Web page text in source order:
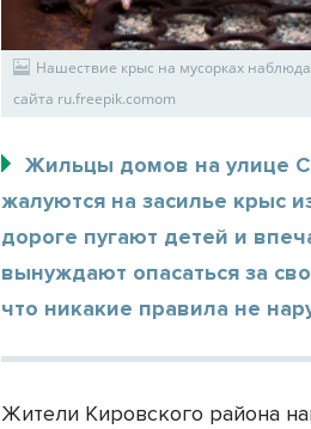
Нашествие крыс на мусорках
сайта ru.freepik.comom
Жильцы домов на улице
жалуются на засилье крыс
дороге пугают детей и
вынуждают опасаться за
что никакие правила не
Жители Кировского района